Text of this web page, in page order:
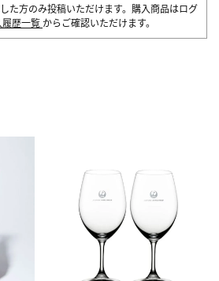
た方のみ投稿いただけます。購入商品はログ
履歴一覧 からご確認いただけます。